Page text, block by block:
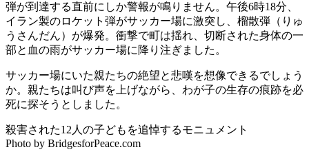
弾が到達する直前にしか警報が鳴りません。午後6時18分、
イラン製のロケット弾がサッカー場に激突し、榴散弾（りゅ
うさんだん）が爆発。衝撃で町は揺れ、切断された身体の一
部と血の雨がサッカー場に降り注ぎました。
サッカー場にいた親たちの絶望と悲嘆を想像できるでしょう
か。親たちは叫び声を上げながら、わが子の生存の痕跡を必
死に探そうとしました。
殺害された12人の子どもを追悼するモニュメント
Photo by BridgesforPeace.com